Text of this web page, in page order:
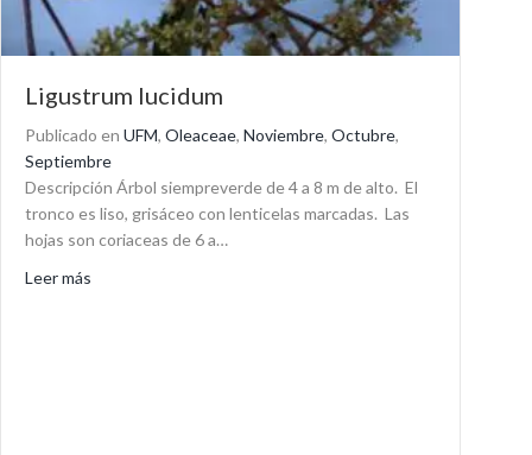
Ligustrum lucidum
Publicado en UFM, Oleaceae, Noviembre, Octubre,
Septiembre
Descripción Árbol siempreverde de 4 a 8 m de alto. El
tronco es liso, grisáceo con lenticelas marcadas. Las
hojas son coriaceas de 6 a…
Leer más